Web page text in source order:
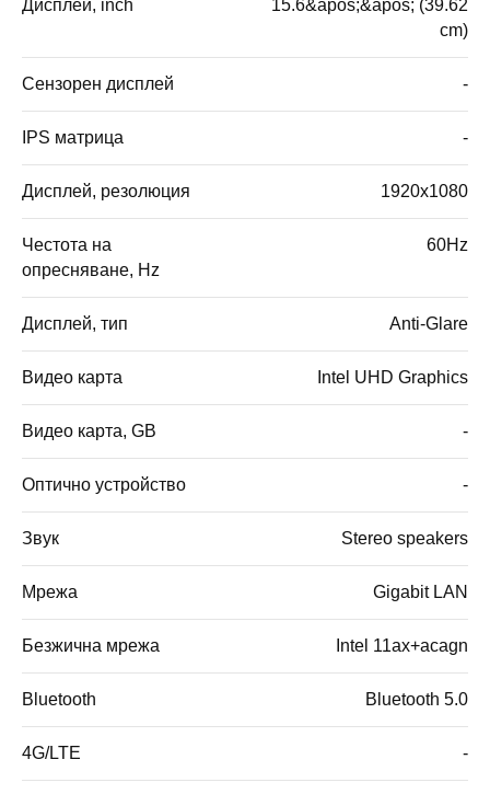
Дисплей, inch
15.6&apos;&apos; (39.62
cm)
Сензорен дисплей -
IPS матрица -
Дисплей, резолюция 1920x1080
Честота на
опресняване, Hz
60Hz
Дисплей, тип Anti-Glare
Видео карта Intel UHD Graphics
Видео карта, GB -
Оптично устройство -
Звук Stereo speakers
Мрежа Gigabit LAN
Безжична мрежа Intel 11ax+acagn
Bluetooth Bluetooth 5.0
4G/LTE -